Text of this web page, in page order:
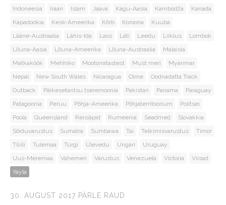
Indoneesia
Iraan Islam Jaava Kagu-Aasia Kambodža
Kanada
Kapadookia
Kesk-Ameerika Kõrb Koroona
Kuuba
Lääne-Austraalia
Lähis-Ida Laos Läti Leedu Liiklus
Lombok
Lõuna-Aasia
Lõuna-Ameerika Lõuna-Austraalia
Malaisia
Matkaköök
Mehhiko Mootorratastest Must meri
Myanmar
Nepal
New South Wales Nicaragua Olme
Oodnadatta Track
Outback
Päikesetantsu tseremoonia Pakistan Panama
Paraguay
Patagoonia
Peruu Põhja-Ameerika Põhjaterritoorium
Politsei
Poola
Queensland Reisiäpid Rumeenia Seadmed
Slovakkia
Sõiduvarustus
Sumatra Sumbawa Tai Telkimisvarustus
Timor
Tšiili
Tulemaa Türgi Ülevedu Ungari
Uruguay
Uus-Meremaa
Vahemeri Varustus Venezuela Victoria
Viisad
Yayla
30. AUGUST 2017 PÄRLE RAUD